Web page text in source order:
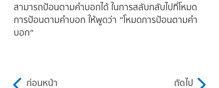
สามารถป้อนตามคำบอกได้ ในการสลับกลับไปที่โหมด
การป้อนตามคำบอก ให้พูดว่า “โหมดการป้อนตามคำ
บอก”
ก่อนหน้า
ถัดไป